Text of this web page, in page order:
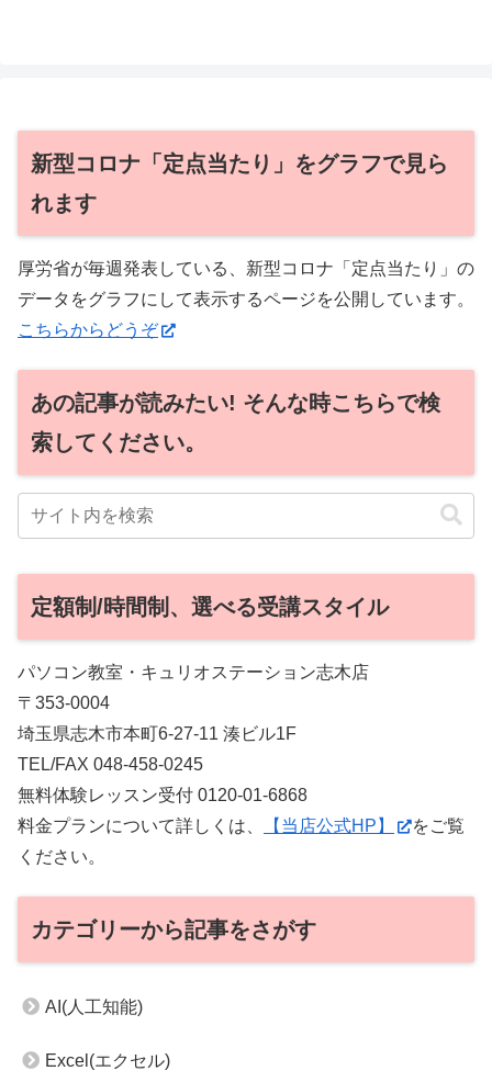
新型コロナ「定点当たり」をグラフで見ら
れます
厚労省が毎週発表している、新型コロナ「定点当たり」の
データをグラフにして表示するページを公開しています。
こちらからどうぞ
あの記事が読みたい! そんな時こちらで検
索してください。
定額制/時間制、選べる受講スタイル
パソコン教室・キュリオステーション志木店
〒353-0004
埼玉県志木市本町6-27-11 湊ビル1F
TEL/FAX 048-458-0245
無料体験レッスン受付 0120-01-6868
料金プランについて詳しくは、
【当店公式HP】
をご覧
ください。
カテゴリーから記事をさがす
AI(人工知能)
Excel(エクセル)